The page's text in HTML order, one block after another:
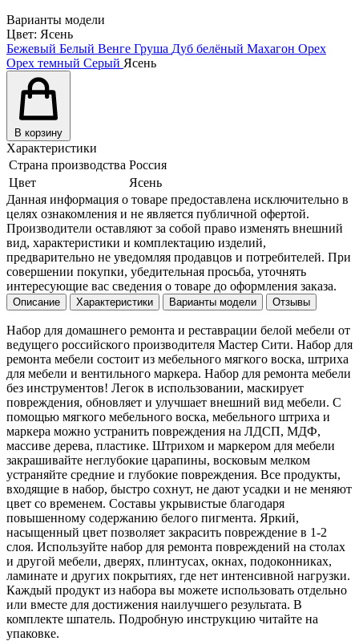
Варианты модели
Цвет: Ясень
Бежевый Белый Венге Груша Дуб белёный Махагон Орех
Орех темный Серый Ясень
В корзину
Характеристики
Страна производства Россия
Цвет
Ясень
Данная информация о товаре предоставлена исключительно в
целях ознакомления и не является публичной офертой.
Производители оставляют за собой право изменять внешний
вид, характеристики и комплектацию изделий,
предварительно не уведомляя продавцов и потребителей. При
совершении покупки, убедительная просьба, уточнять
интересующие вас сведения о товаре до оформления заказа.
Описание Характеристики Варианты модели Отзывы
Набор для домашнего ремонта и реставрации белой мебели от
ведущего российского производителя Мастер Сити. Набор для
ремонта мебели состоит из мебельного мягкого воска, штриха
для мебели и вентильного маркера. Набор для ремонта мебели
без инструментов! Легок в использовании, маскирует
повреждения, обновляет и улучшает внешний вид мебели. С
помощью мягкого мебельного воска, мебельного штриха и
маркера можно устранить повреждения на ЛДСП, МДФ,
массиве дерева, пластике. Штрихом и маркером для мебели
закрашивайте неглубокие царапины, восковым мелком
устраняйте средние и глубокие повреждения. Все продукты,
входящие в набор, быстро сохнут, не дают усадки и не меняют
цвет со временем. Составы укрывистые благодаря
повышенному содержанию белого пигмента. Яркий,
насыщенный цвет позволяет закрасить повреждение в 1-2
слоя. Используйте набор для ремонта повреждений на столах
и другой мебели, дверях, плинтусах, окнах, подоконниках,
ламинате и других покрытиях, где нет интенсивной нагрузки.
Каждый продукт из набора вы можете использовать отдельно
или вместе для достижения наилучшего результата. В
комплекте шпатель. Подробную инструкцию читайте на
упаковке.